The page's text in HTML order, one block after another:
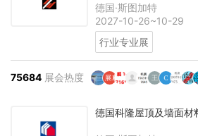
德国·斯图加特
2027-10-26~10-29
行业专业展
75684 展会热度
德国科隆屋顶及墙面材